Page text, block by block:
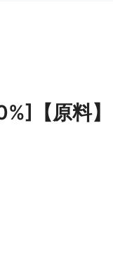
【原料】